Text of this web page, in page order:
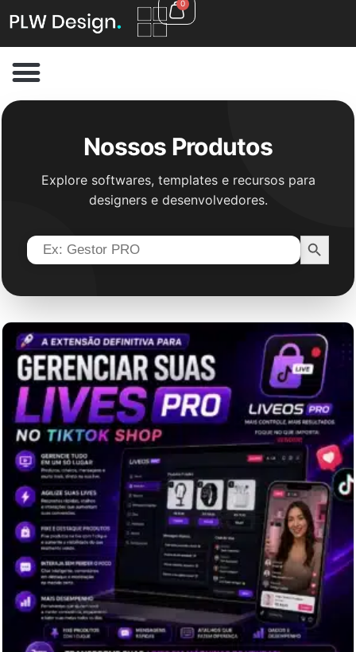
0
Nossos Produtos
Explore softwares, templates e recursos para
designers e desenvolvedores.
Search
for:
Search